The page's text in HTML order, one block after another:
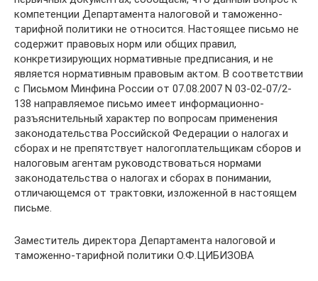
компетенции Департамента налоговой и таможенно-
тарифной политики не относится. Настоящее письмо не
содержит правовых норм или общих правил,
конкретизирующих нормативные предписания, и не
является нормативным правовым актом. В соответствии
с Письмом Минфина России от 07.08.2007 N 03-02-07/2-
138 направляемое письмо имеет информационно-
разъяснительный характер по вопросам применения
законодательства Российской Федерации о налогах и
сборах и не препятствует налогоплательщикам сборов и
налоговым агентам руководствоваться нормами
законодательства о налогах и сборах в понимании,
отличающемся от трактовки, изложенной в настоящем
письме.
Заместитель директора Департамента налоговой и
таможенно-тарифной политики О.Ф.ЦИБИЗОВА